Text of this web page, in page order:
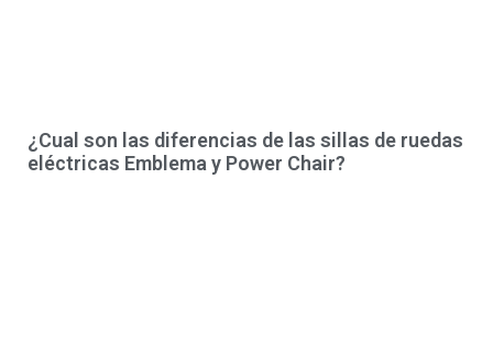
¿Cual son las diferencias de las sillas de ruedas
eléctricas Emblema y Power Chair?